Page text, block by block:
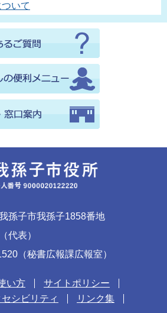
いて
孫子市我孫子1858番地
代表）
（秘書広報課広報室）
い方
サイトポリシー
シビリティ
リンク集